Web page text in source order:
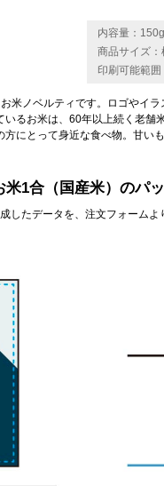
内容量：150g
商品サイズ
印刷可能範
米ノベルティです。ロゴやイ
るお米は、60年以上続く老
にとって身近な食べ物。甘い
1合（国産米）のパ
たデータを、注文フォームよ